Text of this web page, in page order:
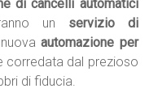
di cancelli automatici
un servizio di
automazione per
corredata dal prezioso
di fiducia.